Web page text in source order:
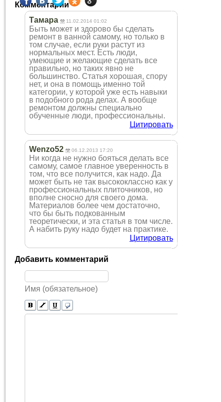
Комментарии
Тамара
11.02.2014 01:02
Быть может и здорово бы сделать
ремонт в ванной самому, но только в
том случае, если руки растут из
нормальных мест. Есть люди,
умеющие и желающие сделать все
правильно, но таких явно не
большинство. Статья хорошая, спору
нет, и она в помощь именно той
категории, у которой уже есть навыки
в подобного рода делах. А вообще
ремонтом должны специально
обученные люди, профессиональны.
Цитировать
Wenzo52 06.12.2013 17:20
Ни когда не нужно бояться делать все
самому, самое главное уверенность в
том, что все получится, как надо. Да
может быть не так высококлассно как у
профессиональных плиточников, но
вполне сносно для своего дома.
Материалов более чем достаточно,
что бы быть подкованным
теоретически, и эта статья в том числе.
А набить руку надо будет на практике.
Цитировать
Добавить комментарий
Имя (обязательное)